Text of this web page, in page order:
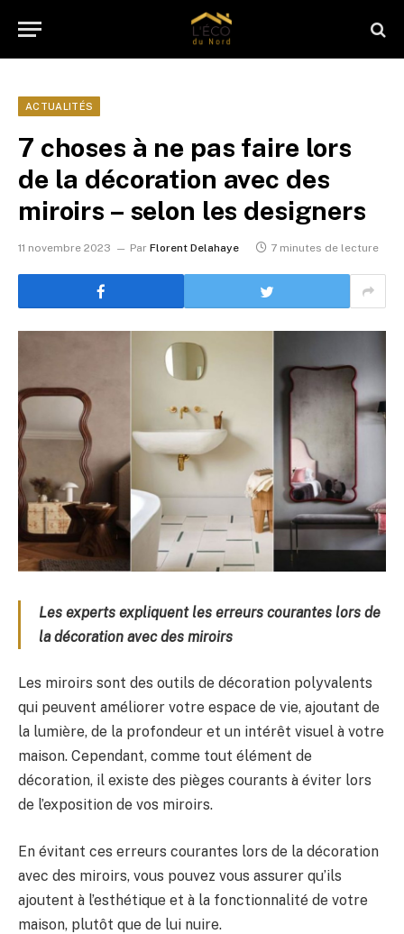
ACTUALITÉS
7 choses à ne pas faire lors
de la décoration avec des
miroirs – selon les designers
11 novembre 2023 Par Florent Delahaye 7 minutes de lecture
Les experts expliquent les erreurs courantes lors de
la décoration avec des miroirs
Les miroirs sont des outils de décoration polyvalents
qui peuvent améliorer votre espace de vie, ajoutant de
la lumière, de la profondeur et un intérêt visuel à votre
maison. Cependant, comme tout élément de
décoration, il existe des pièges courants à éviter lors
de l’exposition de vos miroirs.
En évitant ces erreurs courantes lors de la décoration
avec des miroirs, vous pouvez vous assurer qu’ils
ajoutent à l’esthétique et à la fonctionnalité de votre
maison, plutôt que de lui nuire.